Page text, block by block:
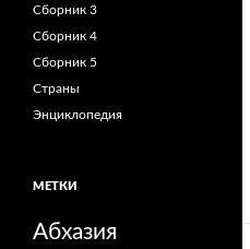
Сборник 3
Сборник 4
Сборник 5
Страны
Энциклопедия
МЕТКИ
Абхазия